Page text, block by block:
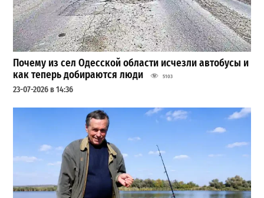
Почему из сел Одесской области исчезли автобусы и
как теперь добираются люди
5103
23-07-2026 в 14:36